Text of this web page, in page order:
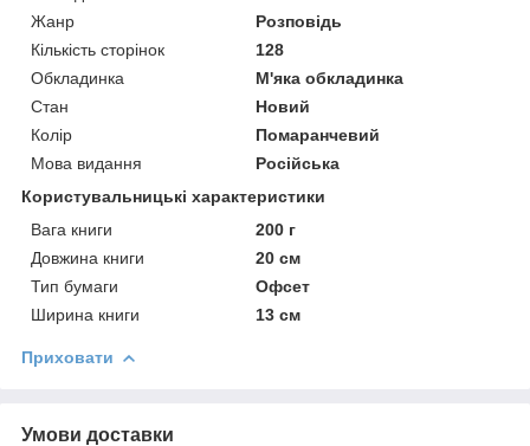
Жанр
Розповідь
Кількість сторінок
128
Обкладинка
М'яка обкладинка
Стан
Новий
Колір
Помаранчевий
Мова видання
Російська
Користувальницькі характеристики
Вага книги
200 г
Довжина книги
20 см
Тип бумаги
Офсет
Ширина книги
13 см
Приховати
Умови доставки